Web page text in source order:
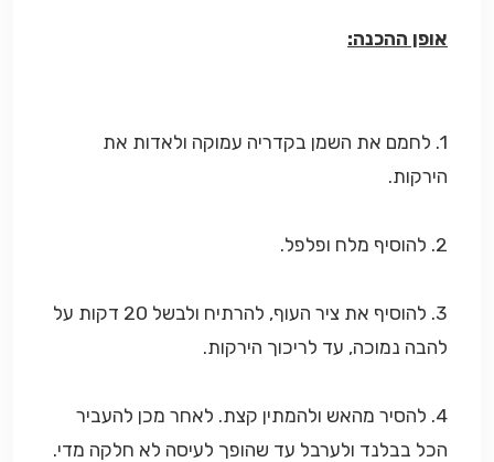
אופן ההכנה:
1. לחמם את השמן בקדריה עמוקה ולאדות את
הירקות.
2. להוסיף מלח ופלפל.
3. להוסיף את ציר העוף, להרתיח ולבשל 20 דקות על
להבה נמוכה, עד לריכוך הירקות.
4. להסיר מהאש ולהמתין קצת. לאחר מכן להעביר
הכל בבלנד ולערבל עד שהופך לעיסה לא חלקה מדי.